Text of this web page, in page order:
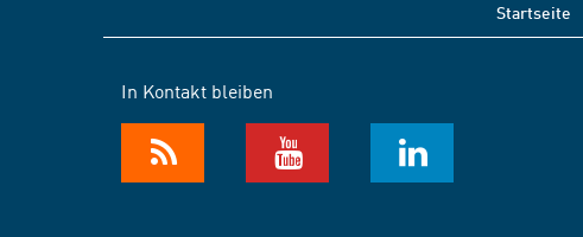
Startseite
In Kontakt bleiben